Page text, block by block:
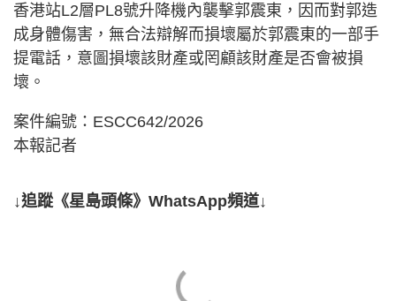
香港站L2層PL8號升降機內襲擊郭震東，因而對郭造
成身體傷害，無合法辯解而損壞屬於郭震東的一部手
提電話，意圖損壞該財產或罔顧該財產是否會被損
壞。
案件編號：ESCC642/2026
本報記者
↓追蹤《星島頭條》WhatsApp頻道↓